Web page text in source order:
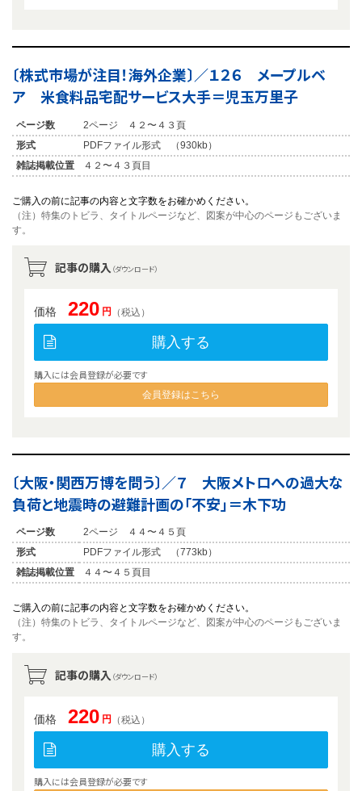
〔株式市場が注目！海外企業〕／１２６ メープルベ
ア 米食料品宅配サービス大手＝児玉万里子
ページ数
2ページ ４２〜４３頁
形式
PDFファイル形式 （930kb）
雑誌掲載位置
４２〜４３頁目
ご購入の前に記事の内容と文字数をお確かめください。
（注）特集のトビラ、タイトルページなど、図案が中心のページもございま
す。
記事の購入 （ダウンロード）
価格 220 円 （税込）
購入する
購入には会員登録が必要です
会員登録はこちら
〔大阪・関西万博を問う〕／７ 大阪メトロへの過大な
負荷と地震時の避難計画の「不安」＝木下功
ページ数
2ページ ４４〜４５頁
形式
PDFファイル形式 （773kb）
雑誌掲載位置
４４〜４５頁目
ご購入の前に記事の内容と文字数をお確かめください。
（注）特集のトビラ、タイトルページなど、図案が中心のページもございま
す。
記事の購入 （ダウンロード）
価格 220 円 （税込）
購入する
購入には会員登録が必要です